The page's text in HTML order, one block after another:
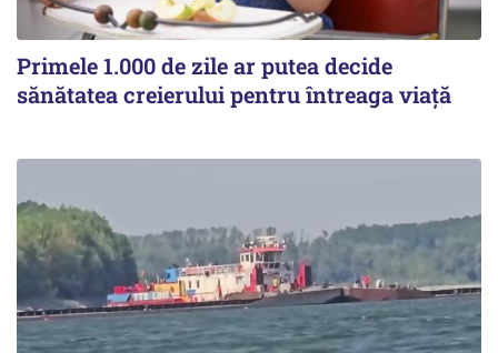
Primele 1.000 de zile ar putea decide
sănătatea creierului pentru întreaga viață